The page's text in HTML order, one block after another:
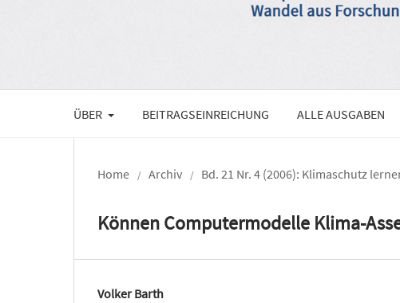
ÜBER BEITRAGSEINREICHUNG ALLE AUSGABEN
Home / Archiv / Bd. 21 Nr. 4 (2006): Klimaschutz
Können Computermodelle Klima-
Volker Barth